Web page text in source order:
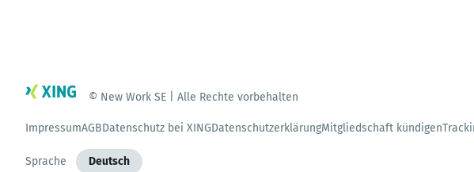
© New Work SE | Alle Rechte vorbehalten
ImpressumAGBDatenschutz bei XINGDatenschutzerklärungMitgliedschaft kündigen
Sprache Deutsch